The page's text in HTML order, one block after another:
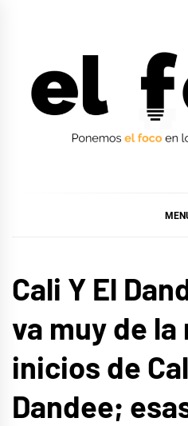
Cali Y El
va muy de la
inicios de
Dandee;